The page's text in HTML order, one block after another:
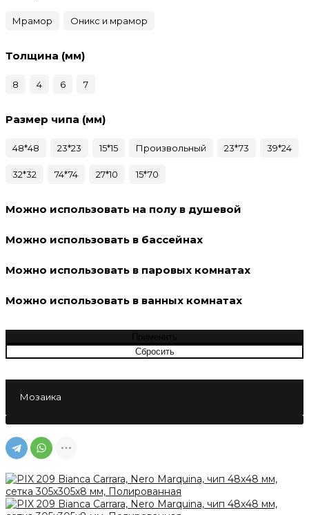
Мрамор Оникс и мрамор
Толщина (мм)
8 4 6 7
Размер чипа (мм)
48*48 23*23 15*15 Произвольный 23*73 39*24
32*32 74*74 27*10 15*70
Можно использовать на полу в душевой
Можно использовать в бассейнах
Можно использовать в паровых комнатах
Можно использовать в ванных комнатах
Мозаика